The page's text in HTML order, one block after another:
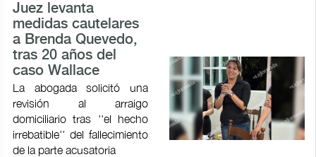
Juez levanta
medidas cautelares
a Brenda Quevedo,
tras 20 años del
caso Wallace
La abogada solicitó una
revisión al arraigo
domiciliario tras ''el hecho
irrebatible'' del fallecimiento
de la parte acusatoria